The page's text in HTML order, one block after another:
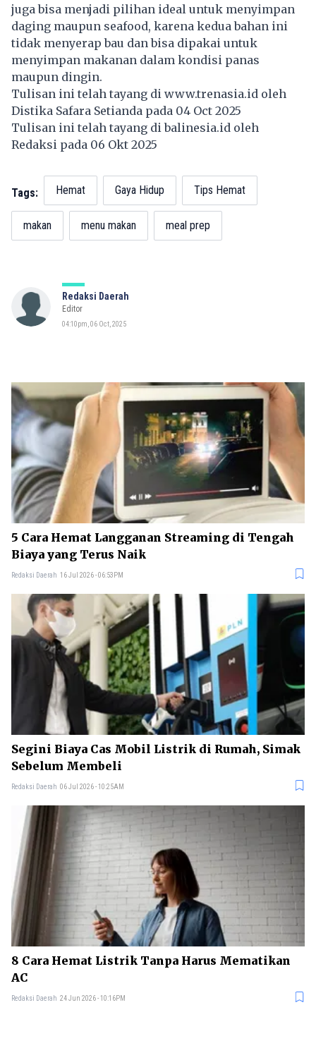
juga bisa menjadi pilihan ideal untuk menyimpan
daging maupun seafood, karena kedua bahan ini
tidak menyerap bau dan bisa dipakai untuk
menyimpan makanan dalam kondisi panas
maupun dingin.
Tulisan ini telah tayang di www.trenasia.id oleh
Distika Safara Setianda pada 04 Oct 2025
Tulisan ini telah tayang dibalinesia.id oleh
Redaksi pada 06 Okt 2025
Tags: Hemat Gaya Hidup Tips Hemat
makan menu makan meal prep
Redaksi Daerah
Editor
04:10pm, 06 Oct, 2025
5 Cara Hemat Langganan Streaming di Tengah
Biaya yang Terus Naik
Redaksi Daerah 16 Jul 2026 - 06:53PM
Segini Biaya Cas Mobil Listrik di Rumah, Simak
Sebelum Membeli
Redaksi Daerah 06 Jul 2026 - 10:25AM
8 Cara Hemat Listrik Tanpa Harus Mematikan
AC
Redaksi Daerah 24 Jun 2026 - 10:16PM